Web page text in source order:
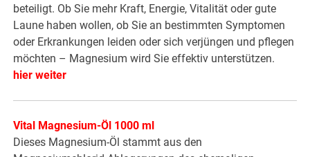
beteiligt. Ob Sie mehr Kraft, Energie, Vitalität oder gute
Laune haben wollen, ob Sie an bestimmten Symptomen
oder Erkrankungen leiden oder sich verjüngen und pflegen
möchten – Magnesium wird Sie effektiv unterstützen.
hier weiter
Vital Magnesium-Öl 1000 ml
Dieses Magnesium-Öl stammt aus den